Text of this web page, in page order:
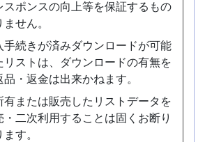
スポンスの向上等を保証するもの
せん。
手続きが済みダウンロードが可能
リストは、ダウンロードの有無を
品・返金は出来かねます。
有または販売したリストデータを
・二次利用することは固くお断り
す。